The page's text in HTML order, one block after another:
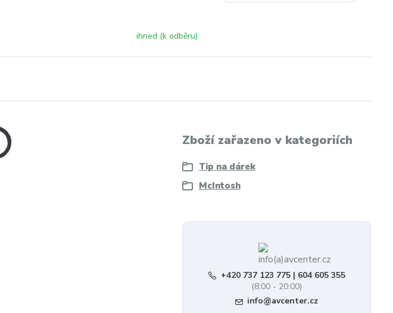
ihned (k odběru)
Zboží zařazeno v kategoriích
Tip na dárek
McIntosh
+420 737 123 775 | 604 605 355
(8:00 - 20:00)
info@avcenter.cz